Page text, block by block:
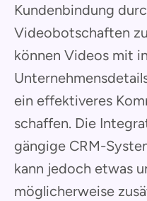
Kundenbindung
Videobotschaften
können Videos mit
ein effektiveres
schaffen. Die
gängige CRM-
kann jedoch etwas
möglicherweise